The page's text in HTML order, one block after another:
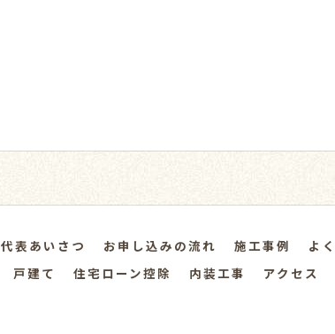
代表あいさつ お申し込みの流れ 施工事例 よ
戸建て 住宅ローン控除 内装工事 アクセス